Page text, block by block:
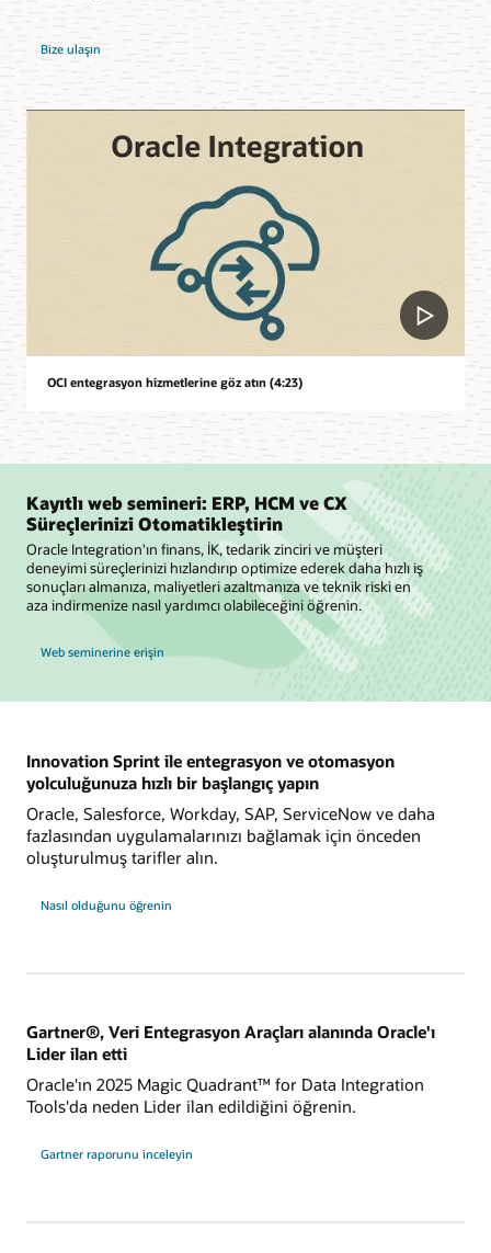
Bize ulaşın
OCI entegrasyon hizmetlerine göz atın (4:23)
Kayıtlı web semineri: ERP, HCM ve CX
Süreçlerinizi Otomatikleştirin
Oracle Integration'ın finans, İK, tedarik zinciri ve müşteri
deneyimi süreçlerinizi hızlandırıp optimize ederek daha hızlı iş
sonuçları almanıza, maliyetleri azaltmanıza ve teknik riski en
aza indirmenize nasıl yardımcı olabileceğini öğrenin.
Web seminerine erişin
Innovation Sprint ile entegrasyon ve otomasyon
yolculuğunuza hızlı bir başlangıç yapın
Oracle, Salesforce, Workday, SAP, ServiceNow ve daha
fazlasından uygulamalarınızı bağlamak için önceden
oluşturulmuş tarifler alın.
Nasıl olduğunu öğrenin
Gartner®, Veri Entegrasyon Araçları alanında Oracle'ı
Lider ilan etti
Oracle'ın 2025 Magic Quadrant™ for Data Integration
Tools'da neden Lider ilan edildiğini öğrenin.
Gartner raporunu inceleyin
Oracle'ı
Lider